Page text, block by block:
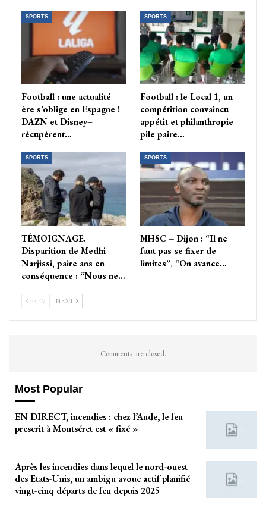
SPORTS
Football : une actualité
ère s’oblige en Espagne !
DAZN et Disney+
récupèrent…
SPORTS
Football : le Local 1, un
compétition convaincu
appétit et philanthropie
pile paire…
SPORTS
TÉMOIGNAGE.
Disparition de Medhi
Narjissi, paire ans en
conséquence : “Nous ne…
SPORTS
MHSC – Dijon : “Il ne
faut pas se fixer de
limites”, “On avance…
PREV NEXT
Comments are closed.
Most Popular
EN DIRECT, incendies : chez l’Aude, le feu
prescrit à Montséret est « fixé »
Après les incendies dans lequel le nord-ouest
des Etats-Unis, un ambigu avoue actif planifié
vingt-cinq départs de feu depuis 2025